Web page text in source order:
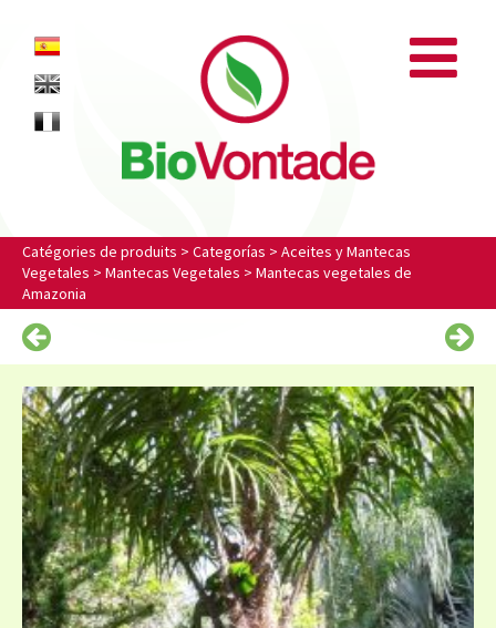
Biovontade
ES
EN
FR
Catégories de produits > Categorías > Aceites y Mantecas
Vegetales > Mantecas Vegetales > Mantecas vegetales de
Amazonia